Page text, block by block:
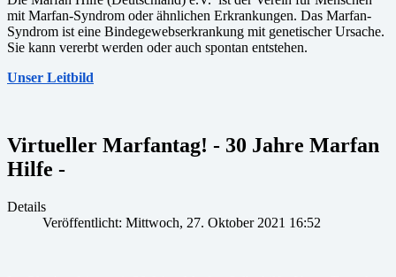
mit Marfan-Syndrom oder ähnlichen Erkrankungen. Das Marfan-
Syndrom ist eine Bindegewebserkrankung mit genetischer Ursache.
Sie kann vererbt werden oder auch spontan entstehen.
Unser Leitbild
Virtueller Marfantag! - 30 Jahre Marfan
Hilfe -
Details
Veröffentlicht: Mittwoch, 27. Oktober 2021 16:52